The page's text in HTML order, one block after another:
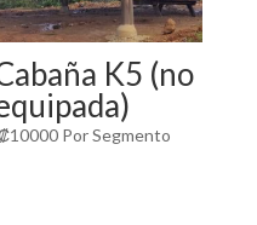
K5 (no
10000 Por Segmento